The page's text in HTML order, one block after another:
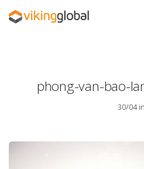
phong-van-bao-
30/04 in